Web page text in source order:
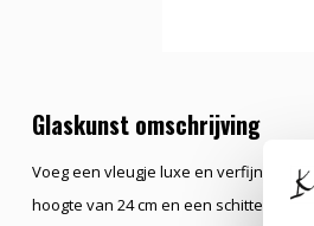
Glaskunst omschrijving
Voeg een vleugje luxe en verfijning
hoogte van 24 cm en een